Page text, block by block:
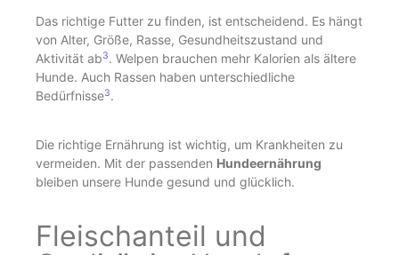
Das richtige Futter zu finden, ist entscheidend. Es hängt
von Alter, Größe, Rasse, Gesundheitszustand und
Aktivität ab3. Welpen brauchen mehr Kalorien als ältere
Hunde. Auch Rassen haben unterschiedliche
Bedürfnisse3.
Die richtige Ernährung ist wichtig, um Krankheiten zu
vermeiden. Mit der passenden Hundeernährung
bleiben unsere Hunde gesund und glücklich.
Fleischanteil und